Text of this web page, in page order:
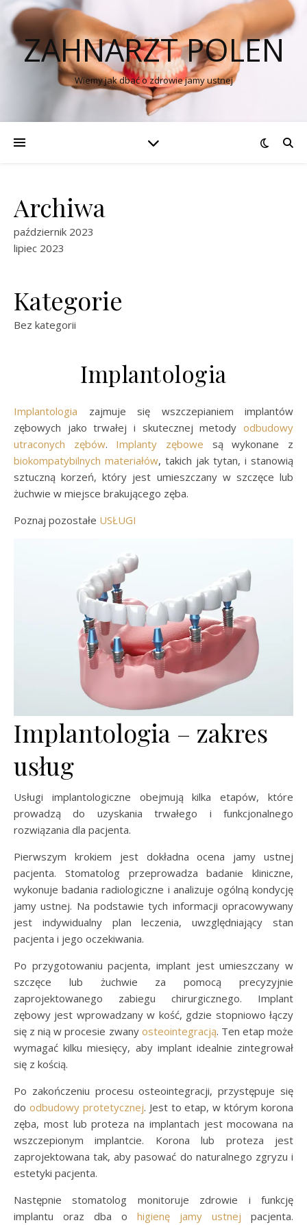
ZAHNARZT POLEN
Wiemy jak dbać o zdrowie jamy ustnej
Archiwa
październik 2023
lipiec 2023
Kategorie
Bez kategorii
Implantologia
Implantologia zajmuje się wszczepianiem implantów
zębowych jako trwałej i skutecznej metody odbudowy
utraconych zębów. Implanty zębowe są wykonane z
biokompatybilnych materiałów, takich jak tytan, i stanowią
sztuczną korzeń, który jest umieszczany w szczęce lub
żuchwie w miejsce brakującego zęba.
Poznaj pozostałe USŁUGI
Implantologia – zakres
usług
Usługi implantologiczne obejmują kilka etapów, które
prowadzą do uzyskania trwałego i funkcjonalnego
rozwiązania dla pacjenta.
Pierwszym krokiem jest dokładna ocena jamy ustnej
pacjenta. Stomatolog przeprowadza badanie kliniczne,
wykonuje badania radiologiczne i analizuje ogólną kondycję
jamy ustnej. Na podstawie tych informacji opracowywany
jest indywidualny plan leczenia, uwzględniający stan
pacjenta i jego oczekiwania.
Po przygotowaniu pacjenta, implant jest umieszczany w
szczęce lub żuchwie za pomocą precyzyjnie
zaprojektowanego zabiegu chirurgicznego. Implant
zębowy jest wprowadzany w kość, gdzie stopniowo łączy
się z nią w procesie zwany osteointegracją. Ten etap może
wymagać kilku miesięcy, aby implant idealnie zintegrował
się z kością.
Po zakończeniu procesu osteointegracji, przystępuje się
do odbudowy protetycznej. Jest to etap, w którym korona
zęba, most lub proteza na implantach jest mocowana na
wszczepionym implantcie. Korona lub proteza jest
zaprojektowana tak, aby pasować do naturalnego zgryzu i
estetyki pacjenta.
Następnie stomatolog monitoruje zdrowie i funkcję
implantu oraz dba o higienę jamy ustnej pacjenta.